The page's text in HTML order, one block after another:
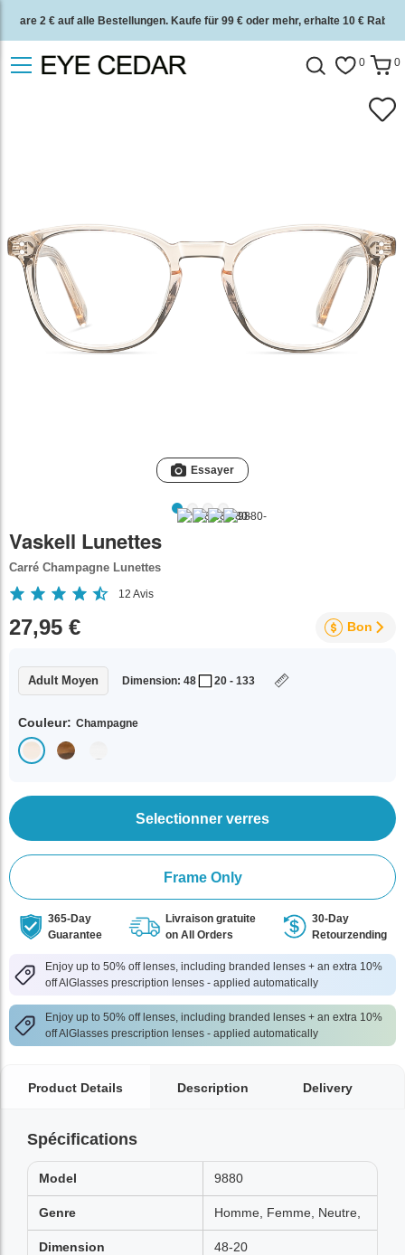
Spare 2 € auf alle Bestellungen. Kaufe für 99 € oder mehr, erhalte 10 € Rabatt.
2 Jahre Qualitätsgarantie und 30 Tage Geld-zurück-Garantie. 0 0
Essayer
Vaskell Lunettes
Carré Champagne Lunettes
12 Avis
27,95 € Bon
Adult Moyen Dimension: 48 20 - 133
Couleur: Champagne
Selectionner verres
Frame Only
365-Day
Guarantee
Livraison gratuite
on All Orders
30-Day
Retourzending
Enjoy up to 50% off lenses, including branded lenses + an extra 10%
off AlGlasses prescription lenses - applied automatically
Enjoy up to 50% off lenses, including branded lenses + an extra 10%
off AlGlasses prescription lenses - applied automatically
Product Details Description Delivery
Spécifications
Model 9880
Genre Homme, Femme, Neutre,
Dimension 48-20